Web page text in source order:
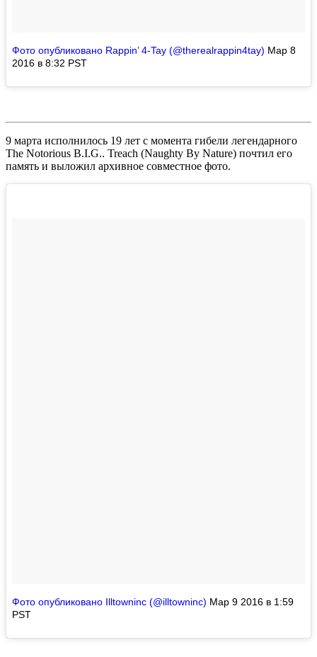
Фото опубликовано Rappin’ 4-Tay (@therealrappin4tay) Мар 8
2016 в 8:32 PST
9 марта исполнилось 19 лет с момента гибели легендарного
The Notorious B.I.G.. Treach (Naughty By Nature) почтил его
память и выложил архивное совместное фото.
Фото опубликовано Illtowninc (@illtowninc) Мар 9 2016 в 1:59
PST